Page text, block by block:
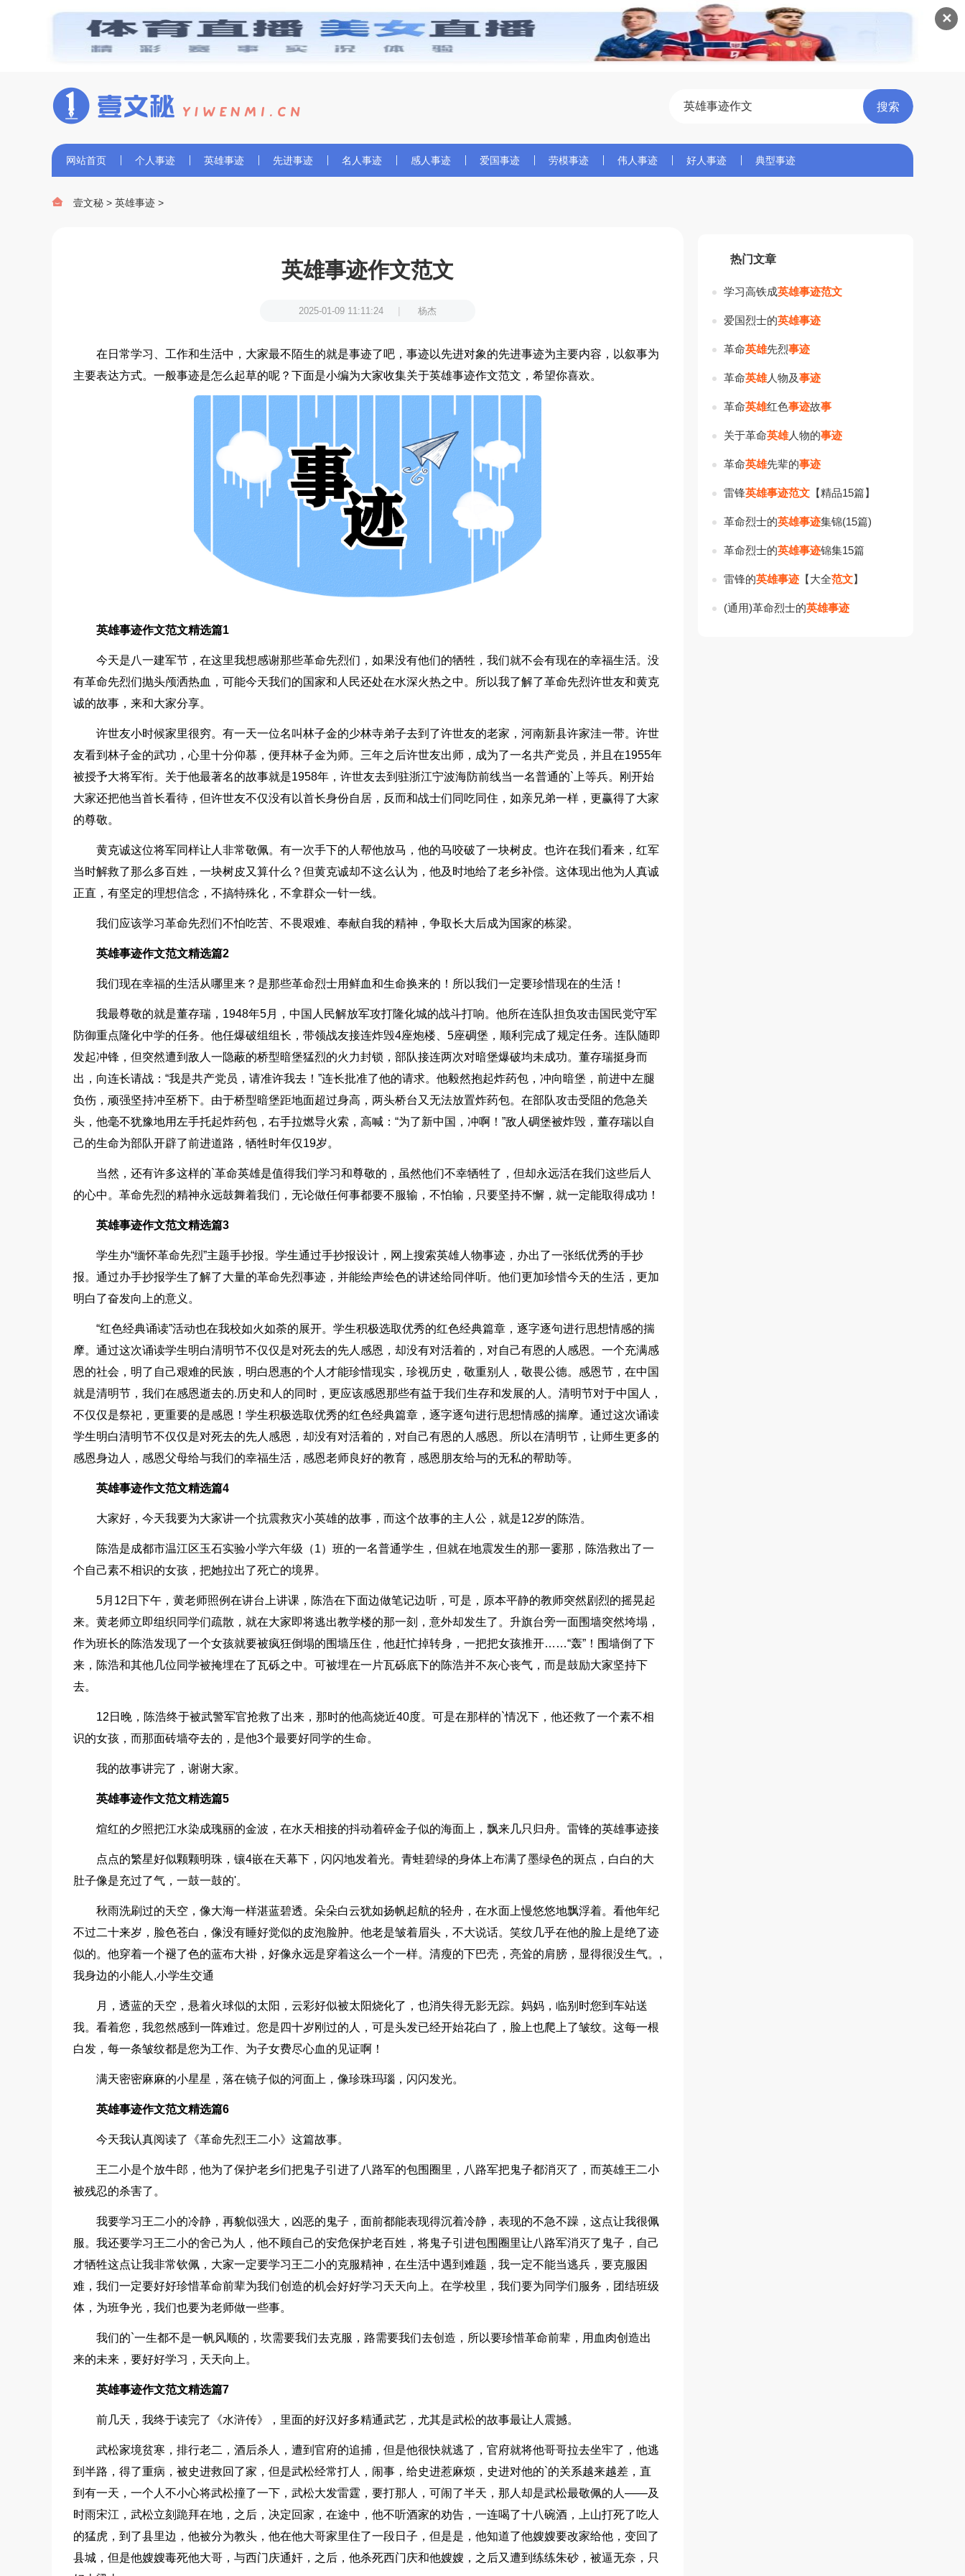
✕
网站首页 个人事迹 英雄事迹 先进事迹 名人事迹 感人事迹 爱国事迹 劳模事迹 伟人事迹 好人事迹 典型事迹
 壹文秘 > 英雄事迹 >
英雄事迹作文范文
2025-01-09 11:11:24 | 杨杰
在日常学习、工作和生活中，大家最不陌生的就是事迹了吧，事迹以先进对象的先进事迹为主要内容，以叙事为
主要表达方式。一般事迹是怎么起草的呢？下面是小编为大家收集关于英雄事迹作文范文，希望你喜欢。
英雄事迹作文范文精选篇1
今天是八一建军节，在这里我想感谢那些革命先烈们，如果没有他们的牺牲，我们就不会有现在的幸福生活。没
有革命先烈们抛头颅洒热血，可能今天我们的国家和人民还处在水深火热之中。所以我了解了革命先烈许世友和黄克
诚的故事，来和大家分享。
许世友小时候家里很穷。有一天一位名叫林子金的少林寺弟子去到了许世友的老家，河南新县许家洼一带。许世
友看到林子金的武功，心里十分仰慕，便拜林子金为师。三年之后许世友出师，成为了一名共产党员，并且在1955年
被授予大将军衔。关于他最著名的故事就是1958年，许世友去到驻浙江宁波海防前线当一名普通的`上等兵。刚开始
大家还把他当首长看待，但许世友不仅没有以首长身份自居，反而和战士们同吃同住，如亲兄弟一样，更赢得了大家
的尊敬。
黄克诚这位将军同样让人非常敬佩。有一次手下的人帮他放马，他的马咬破了一块树皮。也许在我们看来，红军
当时解救了那么多百姓，一块树皮又算什么？但黄克诚却不这么认为，他及时地给了老乡补偿。这体现出他为人真诚
正直，有坚定的理想信念，不搞特殊化，不拿群众一针一线。
我们应该学习革命先烈们不怕吃苦、不畏艰难、奉献自我的精神，争取长大后成为国家的栋梁。
英雄事迹作文范文精选篇2
我们现在幸福的生活从哪里来？是那些革命烈士用鲜血和生命换来的！所以我们一定要珍惜现在的生活！
我最尊敬的就是董存瑞，1948年5月，中国人民解放军攻打隆化城的战斗打响。他所在连队担负攻击国民党守军
防御重点隆化中学的任务。他任爆破组组长，带领战友接连炸毁4座炮楼、5座碉堡，顺利完成了规定任务。连队随即
发起冲锋，但突然遭到敌人一隐蔽的桥型暗堡猛烈的火力封锁，部队接连两次对暗堡爆破均未成功。董存瑞挺身而
出，向连长请战：“我是共产党员，请准许我去！”连长批准了他的请求。他毅然抱起炸药包，冲向暗堡，前进中左腿
负伤，顽强坚持冲至桥下。由于桥型暗堡距地面超过身高，两头桥台又无法放置炸药包。在部队攻击受阻的危急关
头，他毫不犹豫地用左手托起炸药包，右手拉燃导火索，高喊：“为了新中国，冲啊！”敌人碉堡被炸毁，董存瑞以自
己的生命为部队开辟了前进道路，牺牲时年仅19岁。
当然，还有许多这样的`革命英雄是值得我们学习和尊敬的，虽然他们不幸牺牲了，但却永远活在我们这些后人
的心中。革命先烈的精神永远鼓舞着我们，无论做任何事都要不服输，不怕输，只要坚持不懈，就一定能取得成功！
英雄事迹作文范文精选篇3
学生办“缅怀革命先烈”主题手抄报。学生通过手抄报设计，网上搜索英雄人物事迹，办出了一张纸优秀的手抄
报。通过办手抄报学生了解了大量的革命先烈事迹，并能绘声绘色的讲述给同伴听。他们更加珍惜今天的生活，更加
明白了奋发向上的意义。
“红色经典诵读”活动也在我校如火如荼的展开。学生积极选取优秀的红色经典篇章，逐字逐句进行思想情感的揣
摩。通过这次诵读学生明白清明节不仅仅是对死去的先人感恩，却没有对活着的，对自己有恩的人感恩。一个充满感
恩的社会，明了自己艰难的民族，明白恩惠的个人才能珍惜现实，珍视历史，敬重别人，敬畏公德。感恩节，在中国
就是清明节，我们在感恩逝去的.历史和人的同时，更应该感恩那些有益于我们生存和发展的人。清明节对于中国人，
不仅仅是祭祀，更重要的是感恩！学生积极选取优秀的红色经典篇章，逐字逐句进行思想情感的揣摩。通过这次诵读
学生明白清明节不仅仅是对死去的先人感恩，却没有对活着的，对自己有恩的人感恩。所以在清明节，让师生更多的
感恩身边人，感恩父母给与我们的幸福生活，感恩老师良好的教育，感恩朋友给与的无私的帮助等。
英雄事迹作文范文精选篇4
大家好，今天我要为大家讲一个抗震救灾小英雄的故事，而这个故事的主人公，就是12岁的陈浩。
陈浩是成都市温江区玉石实验小学六年级（1）班的一名普通学生，但就在地震发生的那一霎那，陈浩救出了一
个自己素不相识的女孩，把她拉出了死亡的境界。
5月12日下午，黄老师照例在讲台上讲课，陈浩在下面边做笔记边听，可是，原本平静的教师突然剧烈的摇晃起
来。黄老师立即组织同学们疏散，就在大家即将逃出教学楼的那一刻，意外却发生了。升旗台旁一面围墙突然垮塌，
作为班长的陈浩发现了一个女孩就要被疯狂倒塌的围墙压住，他赶忙掉转身，一把把女孩推开……“轰”！围墙倒了下
来，陈浩和其他几位同学被掩埋在了瓦砾之中。可被埋在一片瓦砾底下的陈浩并不灰心丧气，而是鼓励大家坚持下
去。
12日晚，陈浩终于被武警军官抢救了出来，那时的他高烧近40度。可是在那样的`情况下，他还救了一个素不相
识的女孩，而那面砖墙夺去的，是他3个最要好同学的生命。
我的故事讲完了，谢谢大家。
英雄事迹作文范文精选篇5
煊红的夕照把江水染成瑰丽的金波，在水天相接的抖动着碎金子似的海面上，飘来几只归舟。雷锋的英雄事迹接
点点的繁星好似颗颗明珠，镶4嵌在天幕下，闪闪地发着光。青蛙碧绿的身体上布满了墨绿色的斑点，白白的大
肚子像是充过了气，一鼓一鼓的'。
秋雨洗刷过的天空，像大海一样湛蓝碧透。朵朵白云犹如扬帆起航的轻舟，在水面上慢悠悠地飘浮着。看他年纪
不过二十来岁，脸色苍白，像没有睡好觉似的皮泡脸肿。他老是皱着眉头，不大说话。笑纹几乎在他的脸上是绝了迹
似的。他穿着一个褪了色的蓝布大褂，好像永远是穿着这么一个一样。清瘦的下巴壳，亮耸的肩膀，显得很没生气。,
我身边的小能人,小学生交通
月，透蓝的天空，悬着火球似的太阳，云彩好似被太阳烧化了，也消失得无影无踪。妈妈，临别时您到车站送
我。看着您，我忽然感到一阵难过。您是四十岁刚过的人，可是头发已经开始花白了，脸上也爬上了皱纹。这每一根
白发，每一条皱纹都是您为工作、为子女费尽心血的见证啊！
满天密密麻麻的小星星，落在镜子似的河面上，像珍珠玛瑙，闪闪发光。
英雄事迹作文范文精选篇6
今天我认真阅读了《革命先烈王二小》这篇故事。
王二小是个放牛郎，他为了保护老乡们把鬼子引进了八路军的包围圈里，八路军把鬼子都消灭了，而英雄王二小
被残忍的杀害了。
我要学习王二小的冷静，再貌似强大，凶恶的鬼子，面前都能表现得沉着冷静，表现的不急不躁，这点让我很佩
服。我还要学习王二小的舍己为人，他不顾自己的安危保护老百姓，将鬼子引进包围圈里让八路军消灭了鬼子，自己
才牺牲这点让我非常钦佩，大家一定要学习王二小的克服精神，在生活中遇到难题，我一定不能当逃兵，要克服困
难，我们一定要好好珍惜革命前辈为我们创造的机会好好学习天天向上。在学校里，我们要为同学们服务，团结班级
体，为班争光，我们也要为老师做一些事。
我们的`一生都不是一帆风顺的，坎需要我们去克服，路需要我们去创造，所以要珍惜革命前辈，用血肉创造出
来的未来，要好好学习，天天向上。
英雄事迹作文范文精选篇7
前几天，我终于读完了《水浒传》，里面的好汉好多精通武艺，尤其是武松的故事最让人震撼。
武松家境贫寒，排行老二，酒后杀人，遭到官府的追捕，但是他很快就逃了，官府就将他哥哥拉去坐牢了，他逃
到半路，得了重病，被史进救回了家，但是武松经常打人，闹事，给史进惹麻烦，史进对他的`的关系越来越差，直
到有一天，一个人不小心将武松撞了一下，武松大发雷霆，要打那人，可闹了半天，那人却是武松最敬佩的人——及
时雨宋江，武松立刻跪拜在地，之后，决定回家，在途中，他不听酒家的劝告，一连喝了十八碗酒，上山打死了吃人
的猛虎，到了县里边，他被分为教头，他在他大哥家里住了一段日子，但是是，他知道了他嫂嫂要改家给他，变回了
县城，但是他嫂嫂毒死他大哥，与西门庆通奸，之后，他杀死西门庆和他嫂嫂，之后又遭到练练朱砂，被逼无奈，只
热门文章
学习高铁成英雄事迹范文
爱国烈士的英雄事迹
革命英雄先烈事迹
革命英雄人物及事迹
革命英雄红色事迹故事
关于革命英雄人物的事迹
革命英雄先辈的事迹
雷锋英雄事迹范文 【精品15篇】
革命烈士的英雄事迹集锦(15篇)
革命烈士的英雄事迹锦集15篇
雷锋的英雄事迹 【大全范文】
(通用)革命烈士的英雄事迹